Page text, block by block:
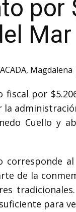
por
, Magdalena
fiscal por
Cuello y
corresponde
de la
para